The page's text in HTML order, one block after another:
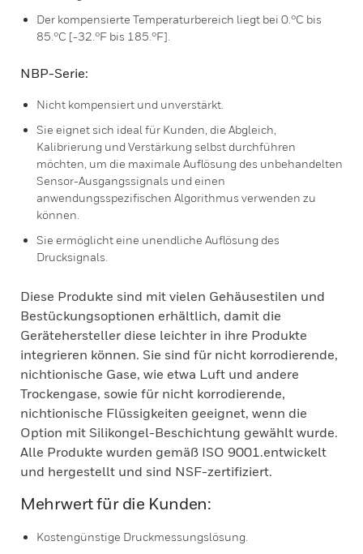
Der kompensierte Temperaturbereich liegt bei 0.°C bis
85.°C [-32.°F bis 185.°F].
NBP-Serie:
Nicht kompensiert und unverstärkt.
Sie eignet sich ideal für Kunden, die Abgleich,
Kalibrierung und Verstärkung selbst durchführen
möchten, um die maximale Auflösung des unbehandelten
Sensor-Ausgangssignals und einen
anwendungsspezifischen Algorithmus verwenden zu
können.
Sie ermöglicht eine unendliche Auflösung des
Drucksignals.
Diese Produkte sind mit vielen Gehäusestilen und
Bestückungsoptionen erhältlich, damit die
Gerätehersteller diese leichter in ihre Produkte
integrieren können. Sie sind für nicht korrodierende,
nichtionische Gase, wie etwa Luft und andere
Trockengase, sowie für nicht korrodierende,
nichtionische Flüssigkeiten geeignet, wenn die
Option mit Silikongel-Beschichtung gewählt wurde.
Alle Produkte wurden gemäß ISO 9001.entwickelt
und hergestellt und sind NSF-zertifiziert.
Mehrwert für die Kunden:
Kostengünstige Druckmessungslösung.